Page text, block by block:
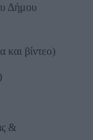
Δήμου
και βίντεο)
&